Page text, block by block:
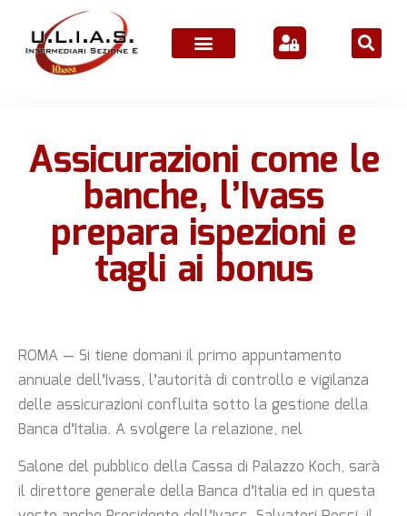
Assicurazioni come le
banche, l’Ivass
prepara ispezioni e
tagli ai bonus
ROMA — Si tiene domani il primo appuntamento
annuale dell’Ivass, l’autorità di controllo e vigilanza
delle assicurazioni confluita sotto la gestione della
Banca d’Italia. A svolgere la relazione, nel
Salone del pubblico della Cassa di Palazzo Koch, sarà
il direttore generale della Banca d’Italia ed in questa